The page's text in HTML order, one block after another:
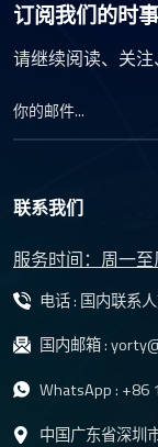
制，轻松集成到现
8.兼容性和集成性
简化了安装和集
坚固的结构，使其
成本效益：在保持
智能家居网络摄像
通过应对市场上的
订阅我们的时
请继续阅读、关注
联系我们
服务时间：周一
电话 : 国内联系
国内邮箱 :
WhatsApp : +86
中国广东省深圳